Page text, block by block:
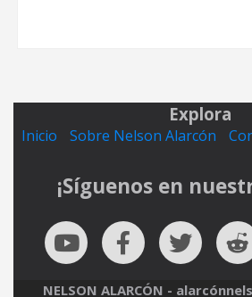
Explora
Inicio Sobre Nelson Alarcón
¡Síguenos en
NELSON ALARCÓN -